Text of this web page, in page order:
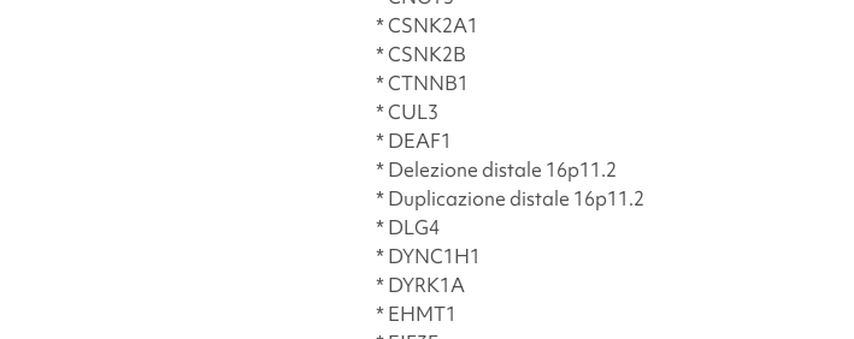
* CSNK2A1
* CSNK2B
* CTNNB1
* CUL3
* DEAF1
* Delezione distale 16p11.2
* Duplicazione distale 16p11.2
* DLG4
* DYNC1H1
* DYRK1A
* EHMT1